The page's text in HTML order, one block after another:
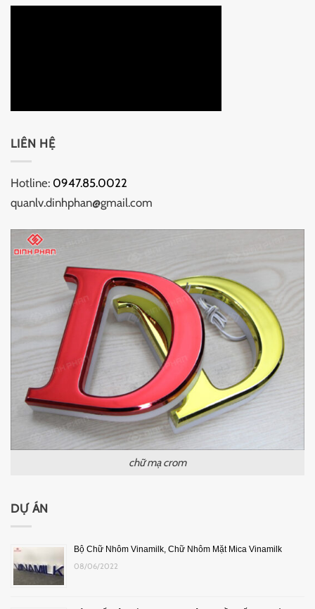
LIÊN HỆ
Hotline: 0947.85.0022
quanlv.dinhphan@gmail.com
chữ mạ crom
DỰ ÁN
Bộ Chữ Nhôm Vinamilk, Chữ Nhôm Mặt Mica Vinamilk
08/06/2022